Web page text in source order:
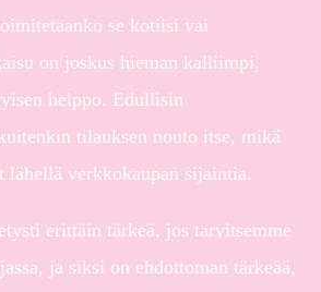
se kotiisi vai
on joskus hieman kalliimpi,
helppo. Edullisin
tilauksen nouto itse, mikä
lähellä verkkokaupan sijaintia.
erittäin tärkeä, jos tarvitsemme
ja siksi on ehdottoman tärkeää,